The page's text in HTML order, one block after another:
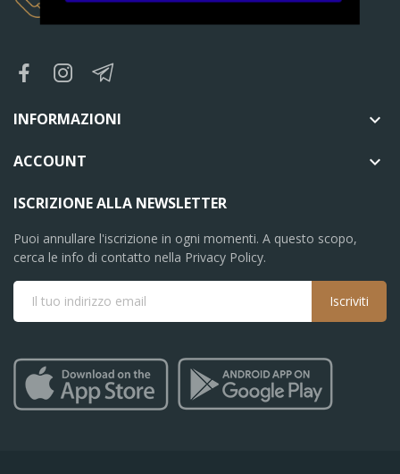
INFORMAZIONI 
ACCOUNT 
ISCRIZIONE ALLA NEWSLETTER
Puoi annullare l'iscrizione in ogni momenti. A questo scopo,
cerca le info di contatto nella Privacy Policy.
Iscriviti